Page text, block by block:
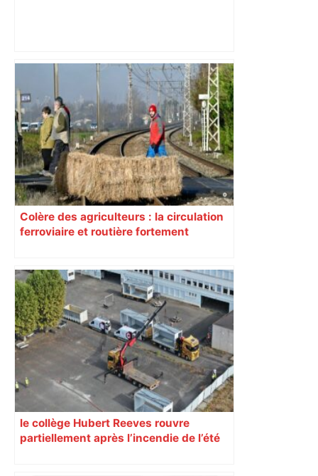
Près de Toulouse : dans cette zone
économique, un axe majeur va être
fermé en fin de soirée, voici les
déviations – Actu.fr
Colère des agriculteurs : la circulation
ferroviaire et routière fortement
le collège Hubert Reeves rouvre
partiellement après l’incendie de l’été